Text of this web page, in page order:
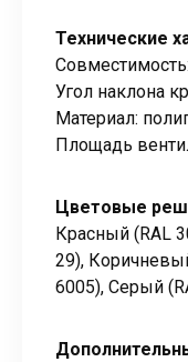
Технические
Угол наклона
Материал:
Площадь
Цветовые
Красный (RAL
29),
6005), Серый